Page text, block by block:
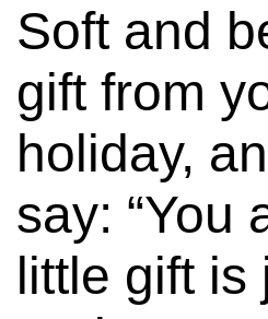
Soft and
gift from
holiday,
say:
little gift is